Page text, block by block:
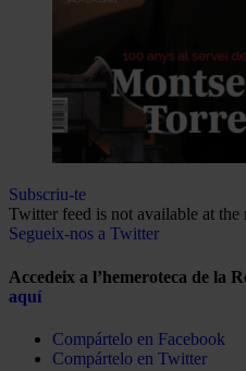
Subscriu-te
Twitter feed is not available at the
Segueix-nos a Twitter
Accedeix a l’hemeroteca de la
aquí
Compártelo en Facebook
Compártelo en Twitter